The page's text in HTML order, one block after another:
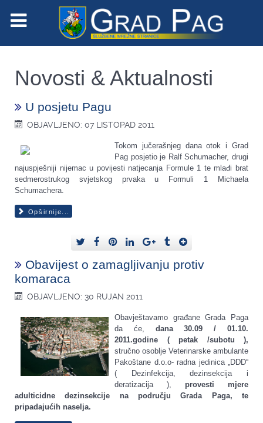
Novosti & Aktualnosti
U posjetu Pagu
OBJAVLJENO: 07 LISTOPAD 2011
Tokom jučerašnjeg dana otok i Grad
Pag posjetio je Ralf Schumacher, drugi
najuspješniji nijemac u povijesti natjecanja Formule 1 te mlađi brat
sedmerostrukog svjetskog prvaka u Formuli 1 Michaela
Schumachera.
Opširnije...
Obavijest o zamagljivanju protiv
komaraca
OBJAVLJENO: 30 RUJAN 2011
Obavještavamo građane Grada Paga
da će, dana 30.09 / 01.10.
2011.godine ( petak /subotu ),
stručno osoblje Veterinarske ambulante
Pakoštane d.o.o- radna jedinica „DDD“
( Dezinfekcija, dezinsekcija i
deratizacija ), provesti mjere
adulticidne dezinsekcije na području Grada Paga, te
pripadajućih naselja.